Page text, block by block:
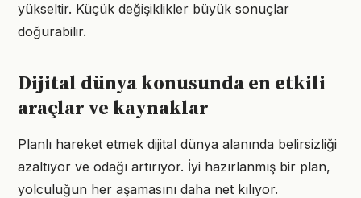
yükseltir. Küçük değişiklikler büyük sonuçlar
doğurabilir.
Dijital dünya konusunda en etkili
araçlar ve kaynaklar
Planlı hareket etmek dijital dünya alanında belirsizliği
azaltıyor ve odağı artırıyor. İyi hazırlanmış bir plan,
yolculuğun her aşamasını daha net kılıyor.